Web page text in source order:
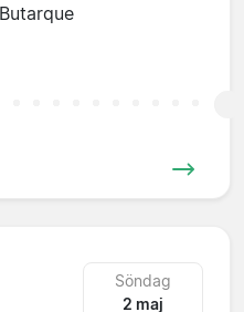
Söndag
2 maj